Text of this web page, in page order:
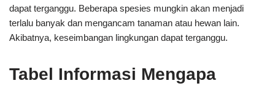
dapat terganggu. Beberapa spesies mungkin akan menjadi
terlalu banyak dan mengancam tanaman atau hewan lain.
Akibatnya, keseimbangan lingkungan dapat terganggu.
Tabel Informasi Mengapa